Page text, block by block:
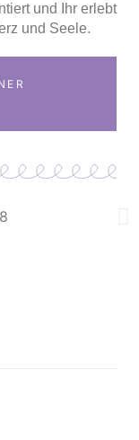
und Ihr erlebt
und Seele.